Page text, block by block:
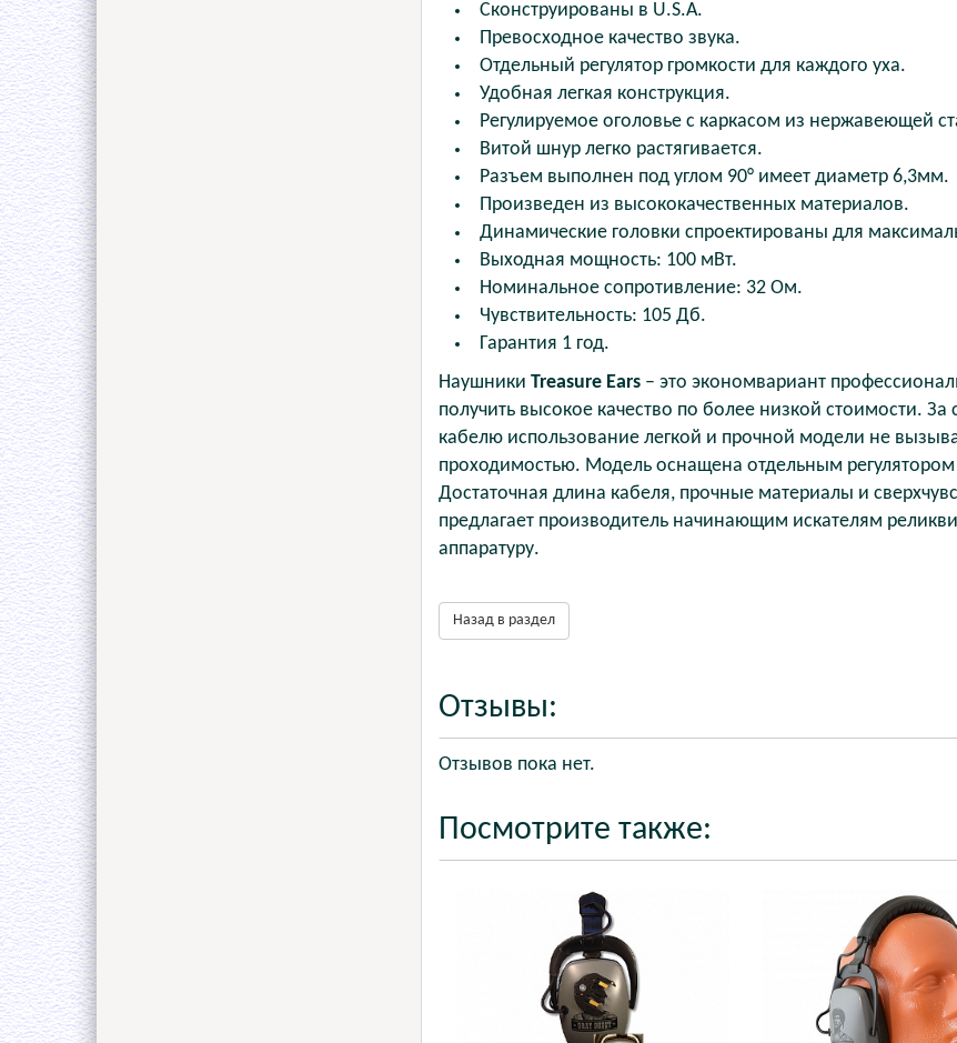
Сконструированы в U.S.A.
Превосходное качество звука.
Отдельный регулятор громкости для каждого уха.
Удобная легкая конструкция.
Регулируемое оголовье с каркасом из нержавеющей
Витой шнур легко растягивается.
Разъем выполнен под углом 90° имеет диаметр 6,3мм.
Произведен из высококачественных материалов.
Динамические головки спроектированы для
Выходная мощность: 100 мВт.
Номинальное сопротивление: 32 Ом.
Чувствительность: 105 Дб.
Гарантия 1 год.
Наушники Treasure Ears– это экономвариант
получить высокое качество по более низкой стоимости.
кабелю использование легкой и прочной модели не
проходимостью. Модель оснащена отдельным
Достаточная длина кабеля, прочные материалы и
предлагает производитель начинающим искателям
аппаратуру.
Назад в раздел
Отзывы:
Отзывов пока нет.
Посмотрите также: